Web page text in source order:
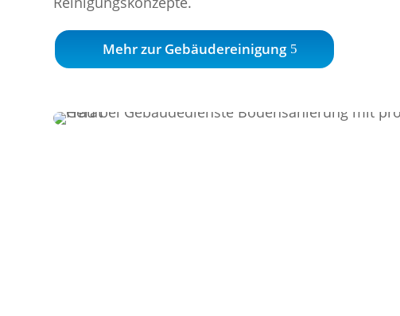
Mehr zur Gebäudereinigung